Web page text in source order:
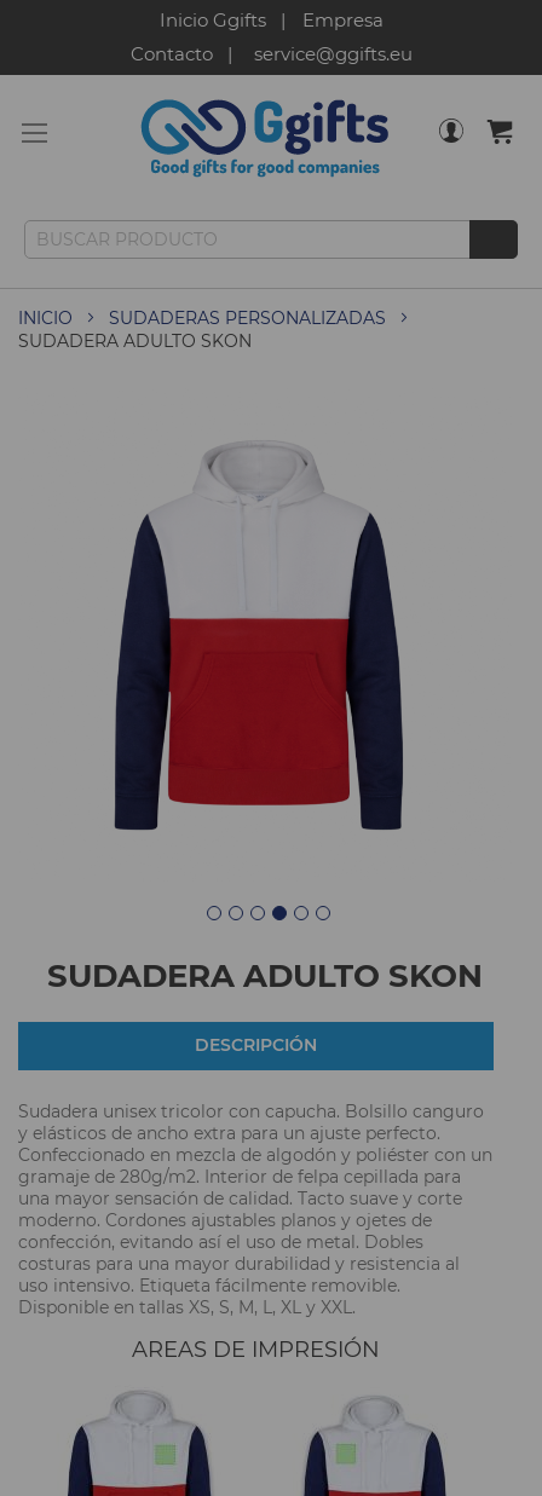
Inicio Ggifts
Empresa
Contacto
service@ggifts.eu
INICIO
SUDADERAS PERSONALIZADAS
SUDADERA ADULTO SKON
SUDADERA ADULTO SKON
DESCRIPCIÓN
Sudadera unisex tricolor con capucha. Bolsillo canguro
y elásticos de ancho extra para un ajuste perfecto.
Confeccionado en mezcla de algodón y poliéster con un
gramaje de 280g/m2. Interior de felpa cepillada para
una mayor sensación de calidad. Tacto suave y corte
moderno. Cordones ajustables planos y ojetes de
confección, evitando así el uso de metal. Dobles
costuras para una mayor durabilidad y resistencia al
uso intensivo. Etiqueta fácilmente removible.
Disponible en tallas XS, S, M, L, XL y XXL.
AREAS DE IMPRESIÓN